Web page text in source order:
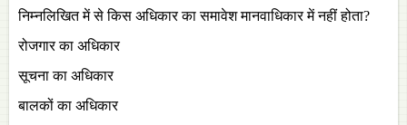
निम्नलिखित में से किस अधिकार का समावेश मानवाधिकार में नहीं होता?
रोजगार का अधिकार
सूचना का अधिकार
बालकों का अधिकार